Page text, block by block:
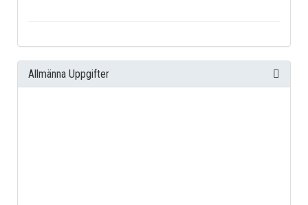
Allmänna Uppgifter